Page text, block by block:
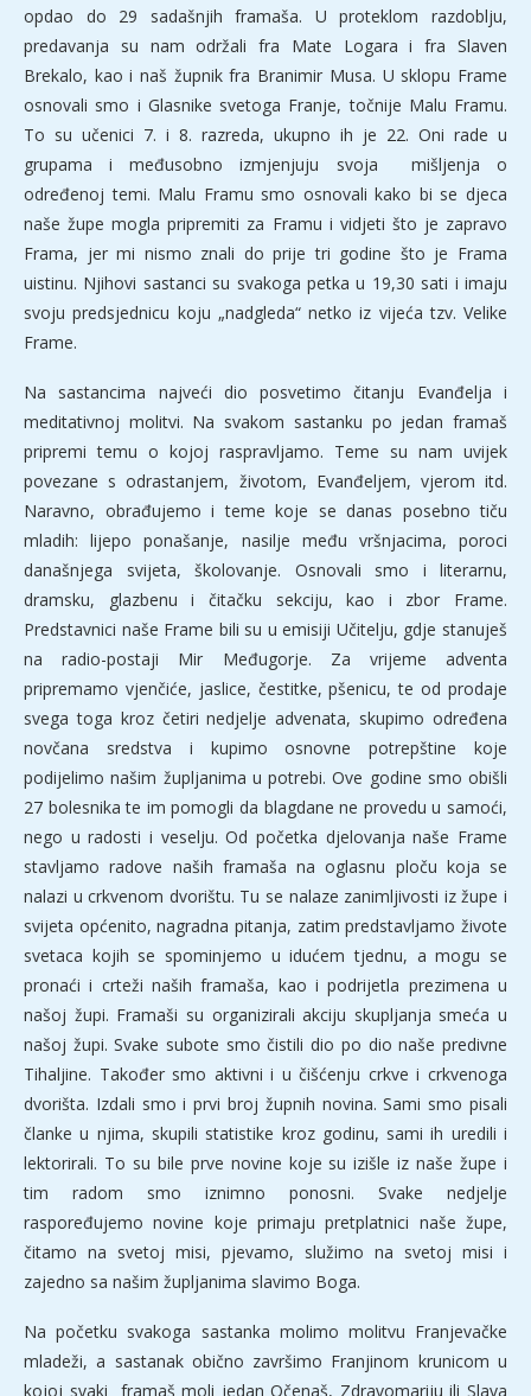
opdao do 29 sadašnjih framaša. U proteklom razdoblju,
predavanja su nam održali fra Mate Logara i fra Slaven
Brekalo, kao i naš župnik fra Branimir Musa. U sklopu Frame
osnovali smo i Glasnike svetoga Franje, točnije Malu Framu.
To su učenici 7. i 8. razreda, ukupno ih je 22. Oni rade u
grupama i međusobno izmjenjuju svoja mišljenja o
određenoj temi. Malu Framu smo osnovali kako bi se djeca
naše župe mogla pripremiti za Framu i vidjeti što je zapravo
Frama, jer mi nismo znali do prije tri godine što je Frama
uistinu. Njihovi sastanci su svakoga petka u 19,30 sati i imaju
svoju predsjednicu koju „nadgleda“ netko iz vijeća tzv. Velike
Frame.
Na sastancima najveći dio posvetimo čitanju Evanđelja i
meditativnoj molitvi. Na svakom sastanku po jedan framaš
pripremi temu o kojoj raspravljamo. Teme su nam uvijek
povezane s odrastanjem, životom, Evanđeljem, vjerom itd.
Naravno, obrađujemo i teme koje se danas posebno tiču
mladih: lijepo ponašanje, nasilje među vršnjacima, poroci
današnjega svijeta, školovanje. Osnovali smo i literarnu,
dramsku, glazbenu i čitačku sekciju, kao i zbor Frame.
Predstavnici naše Frame bili su u emisiji Učitelju, gdje stanuješ
na radio-postaji Mir Međugorje. Za vrijeme adventa
pripremamo vjenčiće, jaslice, čestitke, pšenicu, te od prodaje
svega toga kroz četiri nedjelje advenata, skupimo određena
novčana sredstva i kupimo osnovne potrepštine koje
podijelimo našim župljanima u potrebi. Ove godine smo obišli
27 bolesnika te im pomogli da blagdane ne provedu u samoći,
nego u radosti i veselju. Od početka djelovanja naše Frame
stavljamo radove naših framaša na oglasnu ploču koja se
nalazi u crkvenom dvorištu. Tu se nalaze zanimljivosti iz župe i
svijeta općenito, nagradna pitanja, zatim predstavljamo živote
svetaca kojih se spominjemo u idućem tjednu, a mogu se
pronaći i crteži naših framaša, kao i podrijetla prezimena u
našoj župi. Framaši su organizirali akciju skupljanja smeća u
našoj župi. Svake subote smo čistili dio po dio naše predivne
Tihaljine. Također smo aktivni i u čišćenju crkve i crkvenoga
dvorišta. Izdali smo i prvi broj župnih novina. Sami smo pisali
članke u njima, skupili statistike kroz godinu, sami ih uredili i
lektorirali. To su bile prve novine koje su izišle iz naše župe i
tim radom smo iznimno ponosni. Svake nedjelje
raspoređujemo novine koje primaju pretplatnici naše župe,
čitamo na svetoj misi, pjevamo, služimo na svetoj misi i
zajedno sa našim župljanima slavimo Boga.
Na početku svakoga sastanka molimo molitvu Franjevačke
mladeži, a sastanak obično završimo Franjinom krunicom u
kojoj svaki framaš moli jedan Očenaš, Zdravomariju ili Slava